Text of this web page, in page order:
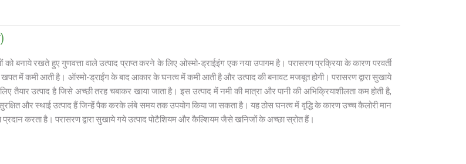
बनाये रखते हुए गुणवत्ता वाले उत्पाद प्राप्त करने के लिए ओस्मो-ड्राईइंग एक नया उपागम है। परासरण प्रक्रिया के कारण परवर्ती
खपत में कमी आती है। ऑस्मो-ड्राईंग के बाद आकार के घनत्व में कमी आती है और उत्पाद की बनावट मजबूत होगी। परासरण द्वारा सुखाये
तैयार उत्पाद है जिसे अच्छी तरह चबाकर खाया जाता है। इस उत्पाद में नमी की मात्रा और पानी की अभिक्रियाशीलता कम होती है,
और स्थाई उत्पाद हैं जिन्हें पैक करके लंबे समय तक उपयोग किया जा सकता है। यह ठोस घनत्व में वृद्धि के कारण उच्च कैलोरी मान
करता है। परासरण द्वारा सुखाये गये उत्पाद पोटैशियम और कैल्शियम जैसे खनिजों के अच्छा स्रोत हैं।